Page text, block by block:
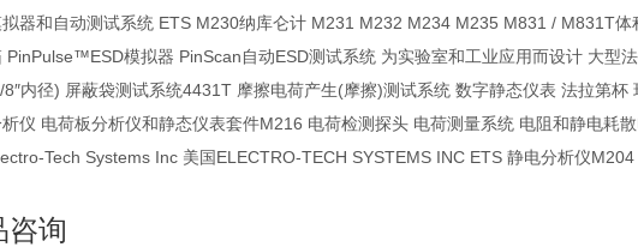
拟器和自动测试系统 ETS M230纳库仑计 M231 M232 M234 M235 M831 / M831T
PinPulse™ESD模拟器 PinScan自动ESD测试系统 为实验室和工业应用而设计 大型
内径) 屏蔽袋测试系统4431T 摩擦电荷产生(摩擦)测试系统 数字静态仪表 法拉第
仪 电荷板分析仪和静态仪表套件M216 电荷检测探头 电荷测量系统 电阻和静电耗
Tech Systems Inc 美国ELECTRO-TECH SYSTEMS INC ETS 静电分析仪
咨询